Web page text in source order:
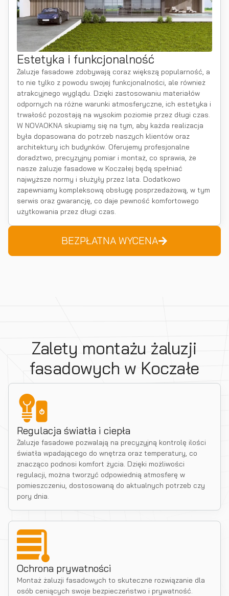
Estetyka i funkcjonalność
Żaluzje fasadowe zdobywają coraz większą popularność, a
to nie tylko z powodu swojej funkcjonalności, ale również
atrakcyjnego wyglądu. Dzięki zastosowaniu materiałów
odpornych na różne warunki atmosferyczne, ich estetyka i
trwałość pozostają na wysokim poziomie przez długi czas.
W NOVAOKNA skupiamy się na tym, aby każda realizacja
była dopasowana do potrzeb naszych klientów oraz
architektury ich budynków. Oferujemy profesjonalne
doradztwo, precyzyjny pomiar i montaż, co sprawia, że
nasze żaluzje fasadowe w Koczałej będą spełniać
najwyższe normy i służyły przez lata. Dodatkowo
zapewniamy kompleksową obsługę posprzedażową, w tym
serwis oraz gwarancję, co daje pewność komfortowego
użytkowania przez długi czas.
BEZPŁATNA WYCENA
Zalety montażu żaluzji
fasadowych w Koczałe
Regulacja światła i ciepła
Żaluzje fasadowe pozwalają na precyzyjną kontrolę ilości
światła wpadającego do wnętrza oraz temperatury, co
znacząco podnosi komfort życia. Dzięki możliwości
regulacji, można tworzyć odpowiednią atmosferę w
pomieszczeniu, dostosowaną do aktualnych potrzeb czy
pory dnia.
Ochrona prywatności
Montaż żaluzji fasadowych to skuteczne rozwiązanie dla
osób ceniących swoje bezpieczeństwo i prywatność.